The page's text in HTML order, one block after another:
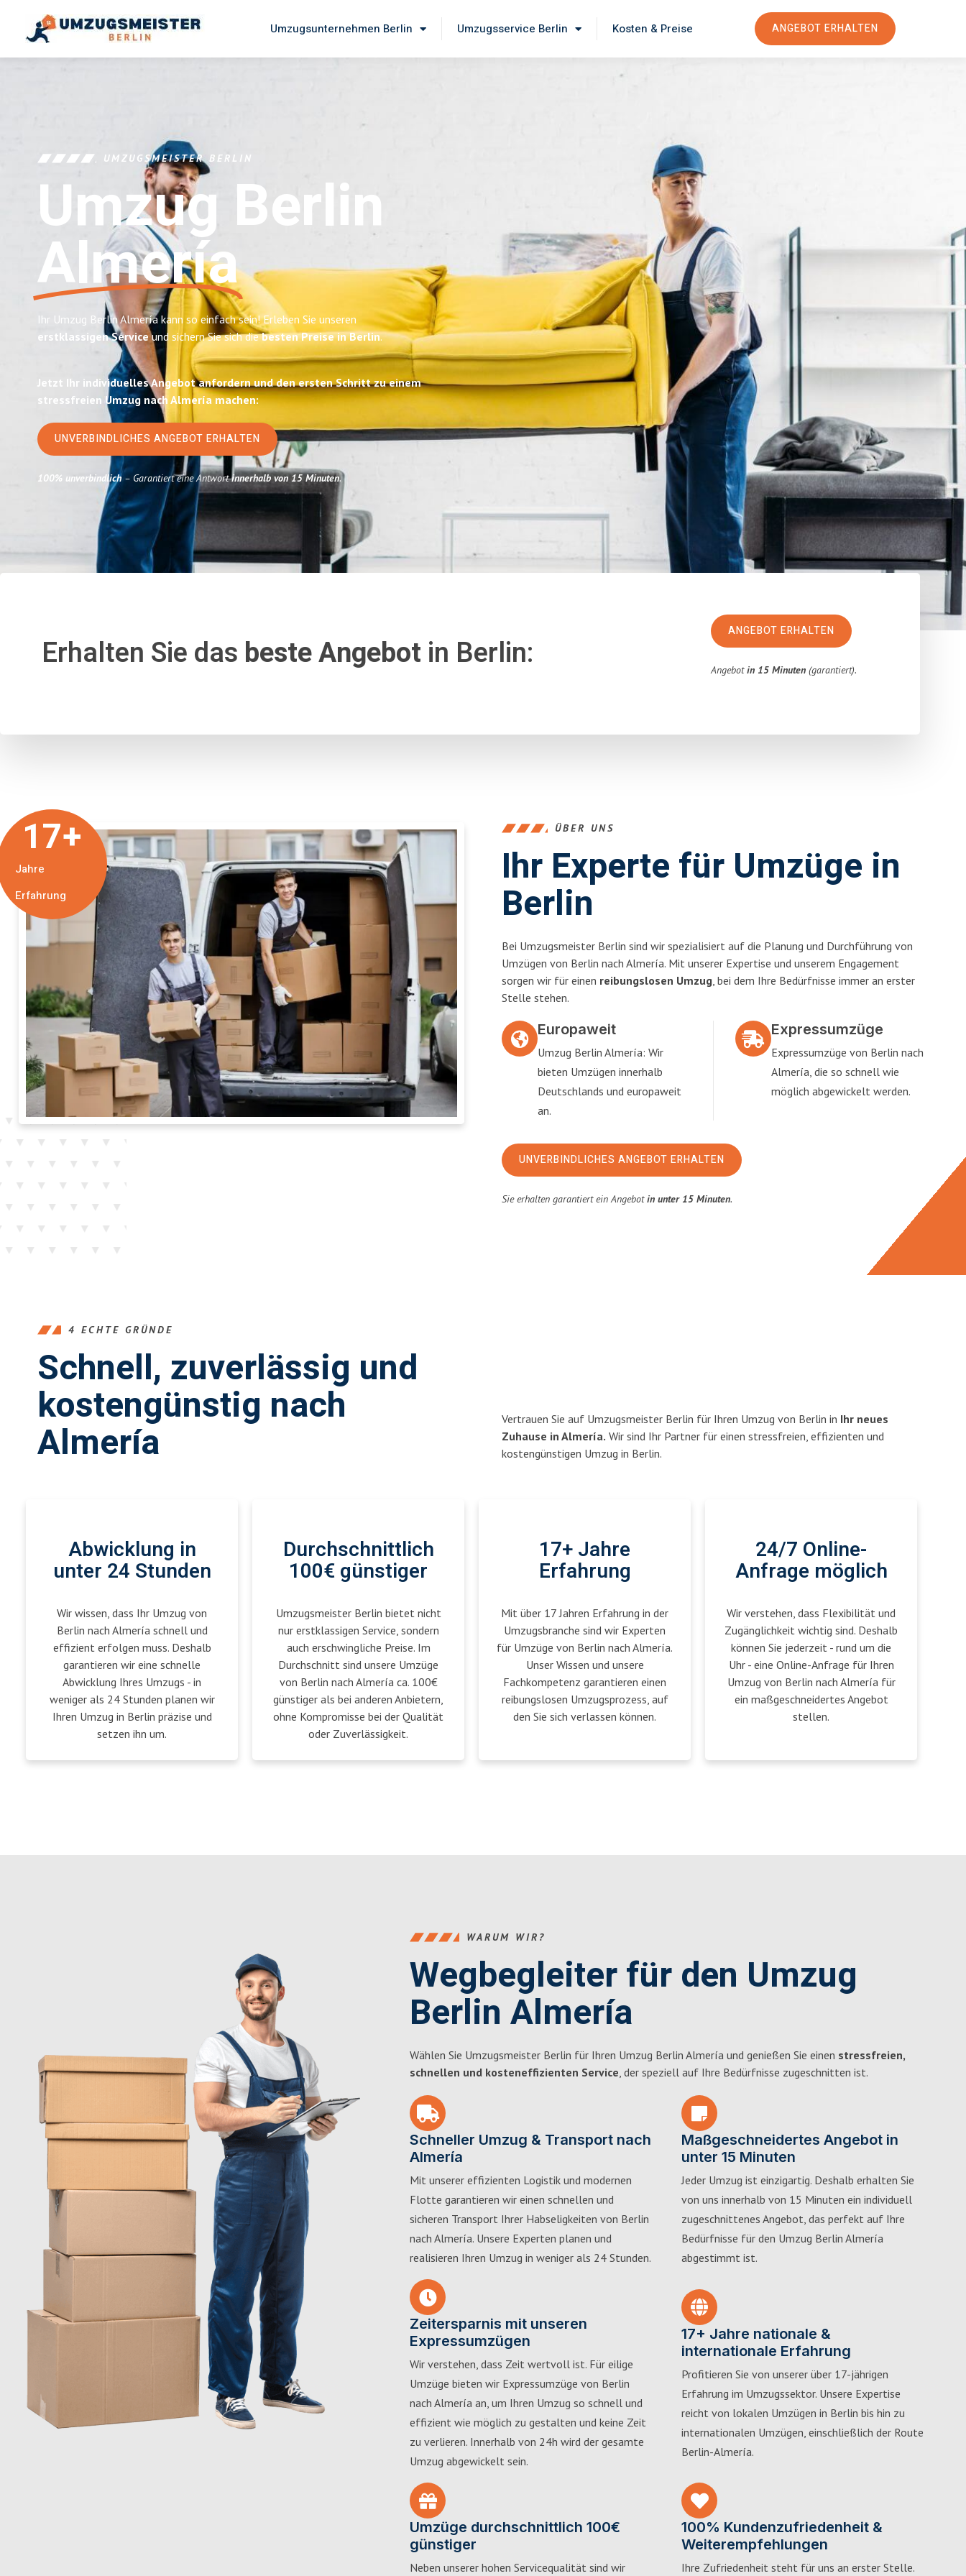
Umzugsunternehmen Berlin Umzugsservice Berlin Kosten & Preise ANGEBOT ERHALTEN
UMZUGSMEISTER BERLIN
Umzug Berlin
Almería
Ihr Umzug Berlin Almería kann so einfach sein! Erleben Sie unseren
erstklassigen Serviceund sichern Sie sich diebesten Preise in Berlin.
Jetzt Ihr individuelles Angebot anfordern und den ersten Schritt zu einem
stressfreien Umzug nach Almería machen:
UNVERBINDLICHES ANGEBOT ERHALTEN
100% unverbindlich– Garantiert eine Antwortinnerhalb von 15 Minuten.
Erhalten Sie das beste Angebot in Berlin:
ANGEBOT ERHALTEN
Angebotin 15 Minuten (garantiert).
Jahre
Erfahrung
17+ ÜBER UNS
Ihr Experte für Umzüge in
Berlin
Bei Umzugsmeister Berlin sind wir spezialisiert auf die Planung und Durchführung von
Umzügen von Berlin nach Almería. Mit unserer Expertise und unserem Engagement
sorgen wir für einen reibungslosen Umzug, bei dem Ihre Bedürfnisse immer an erster
Stelle stehen.
Europaweit
Umzug Berlin Almería: Wir
bieten Umzügen innerhalb
Deutschlands und europaweit
an.
Expressumzüge
Expressumzüge von Berlin nach
Almería, die so schnell wie
möglich abgewickelt werden.
UNVERBINDLICHES ANGEBOT ERHALTEN
Sie erhalten garantiert ein Angebotin unter 15 Minuten.
4 ECHTE GRÜNDE
Schnell, zuverlässig und
kostengünstig nach
Almería Vertrauen Sie auf Umzugsmeister Berlin für Ihren Umzug von Berlin in Ihr neues
Zuhause in Almería. Wir sind Ihr Partner für einen stressfreien, effizienten und
kostengünstigen Umzug in Berlin.
Abwicklung in
unter 24 Stunden
Wir wissen, dass Ihr Umzug von
Berlin nach Almería schnell und
effizient erfolgen muss. Deshalb
garantieren wir eine schnelle
Abwicklung Ihres Umzugs - in
weniger als 24 Stunden planen wir
Ihren Umzug in Berlin präzise und
setzen ihn um.
Durchschnittlich
100€ günstiger
Umzugsmeister Berlin bietet nicht
nur erstklassigen Service, sondern
auch erschwingliche Preise. Im
Durchschnitt sind unsere Umzüge
von Berlin nach Almería ca. 100€
günstiger als bei anderen Anbietern,
ohne Kompromisse bei der Qualität
oder Zuverlässigkeit.
17+ Jahre
Erfahrung
Mit über 17 Jahren Erfahrung in der
Umzugsbranche sind wir Experten
für Umzüge von Berlin nach Almería.
Unser Wissen und unsere
Fachkompetenz garantieren einen
reibungslosen Umzugsprozess, auf
den Sie sich verlassen können.
24/7 Online-
Anfrage möglich
Wir verstehen, dass Flexibilität und
Zugänglichkeit wichtig sind. Deshalb
können Sie jederzeit - rund um die
Uhr - eine Online-Anfrage für Ihren
Umzug von Berlin nach Almería für
ein maßgeschneidertes Angebot
stellen.
WARUM WIR?
Wegbegleiter für den Umzug
Berlin Almería
Wählen Sie Umzugsmeister Berlin für Ihren Umzug Berlin Almería und genießen Sie einen stressfreien,
schnellen und kosteneffizienten Service, der speziell auf Ihre Bedürfnisse zugeschnitten ist.
Schneller Umzug & Transport nach
Almería
Mit unserer effizienten Logistik und modernen
Flotte garantieren wir einen schnellen und
sicheren Transport Ihrer Habseligkeiten von Berlin
nach Almería. Unsere Experten planen und
realisieren Ihren Umzug in weniger als 24 Stunden.
Maßgeschneidertes Angebot in
unter 15 Minuten
Jeder Umzug ist einzigartig. Deshalb erhalten Sie
von uns innerhalb von 15 Minuten ein individuell
zugeschnittenes Angebot, das perfekt auf Ihre
Bedürfnisse für den Umzug Berlin Almería
abgestimmt ist.
Zeitersparnis mit unseren
Expressumzügen
Wir verstehen, dass Zeit wertvoll ist. Für eilige
Umzüge bieten wir Expressumzüge von Berlin
nach Almería an, um Ihren Umzug so schnell und
effizient wie möglich zu gestalten und keine Zeit
zu verlieren. Innerhalb von 24h wird der gesamte
Umzug abgewickelt sein.
17+ Jahre nationale &
internationale Erfahrung
Profitieren Sie von unserer über 17-jährigen
Erfahrung im Umzugssektor. Unsere Expertise
reicht von lokalen Umzügen in Berlin bis hin zu
internationalen Umzügen, einschließlich der Route
Berlin-Almería.
Umzüge durchschnittlich 100€
günstiger
Neben unserer hohen Servicequalität sind wir
100% Kundenzufriedenheit &
Weiterempfehlungen
Ihre Zufriedenheit steht für uns an erster Stelle.